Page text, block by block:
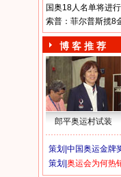
国奥18人名单将进
索普：菲尔普斯揽8
博 客 推 荐
郎平奥运村试装
策划| 中国奥运金牌
策划| 奥运会为何热